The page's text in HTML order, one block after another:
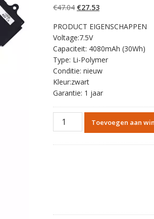
gebaseerd op
klantbeoordelinge
€47.04 Oorspronkelijke
was:
€47.04.
€27.53Huidige
is:
PRODUCT EIGENSCHAPPEN
Voltage:7.5V
Capaciteit: 4080mAh (30Wh)
Type: Li-Polymer
Conditie: nieuw
Kleur:zwart
Garantie: 1 jaar
Originele
Toevoegen aan